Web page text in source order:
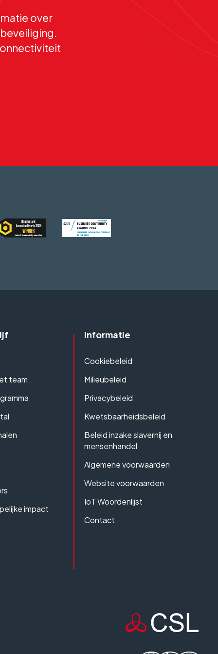
over
team
impact
Informatie
Cookiebeleid
Milieubeleid
Privacybeleid
Kwetsbaarheidsbeleid
Beleid inzake slavernij en
mensenhandel
Algemene voorwaarden
Website voorwaarden
IoT Woordenlijst
Contact